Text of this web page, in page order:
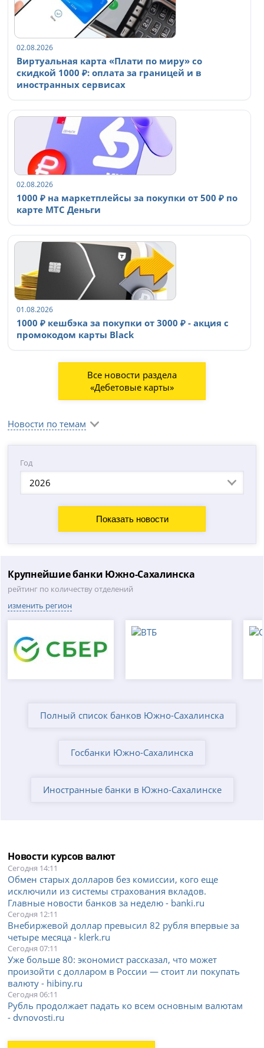
02.08.2026
Виртуальная карта «Плати по миру» со
скидкой 1000 ₽: оплата за границей и в
иностранных сервисах
02.08.2026
1000 ₽ на маркетплейсы за покупки от 500 ₽ по
карте МТС Деньги
01.08.2026
1000 ₽ кешбэка за покупки от 3000 ₽ - акция с
промокодом карты Black
Все новости раздела
«Дебетовые карты»
Новости по темам
Год
2026
Крупнейшие банки Южно-Сахалинска
рейтинг по количеству отделений
изменить регион
Полный список банков Южно-Сахалинска
Госбанки Южно-Сахалинска
Иностранные банки в Южно-Сахалинске
Новости курсов валют
Сегодня 14:11
Обмен старых долларов без комиссии, кого еще
исключили из системы страхования вкладов.
Главные новости банков за неделю - banki.ru
Сегодня 12:11
Внебиржевой доллар превысил 82 рубля впервые за
четыре месяца - klerk.ru
Сегодня 07:11
Уже больше 80: экономист рассказал, что может
произойти с долларом в России — стоит ли покупать
валюту - hibiny.ru
Сегодня 06:11
Рубль продолжает падать ко всем основным валютам
- dvnovosti.ru